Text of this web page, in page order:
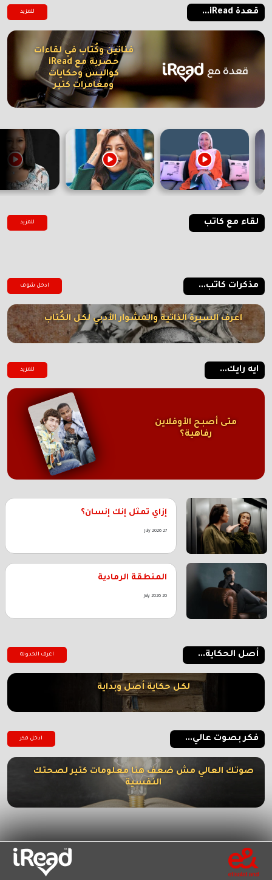
قعدة iRead... للمزيد
فنانين وكُتاب في لقاءات
حصرية مع iRead
كواليس وحكايات
ومغامرات كتير
لقاء مع كاتب للمزيد
مذكرات كاتب... ادخل شوف
اعرف السيرة الذاتية والمشوار الأدبي لكل الكُتاب
ايه رايك... للمزيد
متى أصبح الأوفلاين
رفاهية؟
إزاي تمثل إنك إنسان؟
27 July 2026
المنطقة الرمادية
20 July 2026
أصل الحكاية... اعرف الحدوتة
لكل حكاية أصل وبداية
فكر بصوت عالي... ادخل فكر
صوتك العالي مش ضعف هنا معلومات كتير لصحتك
النفسية